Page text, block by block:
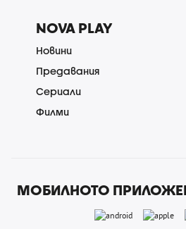
NOVA PLAY
Новини
Предавания
Сериали
Филми
МОБИЛНОТО